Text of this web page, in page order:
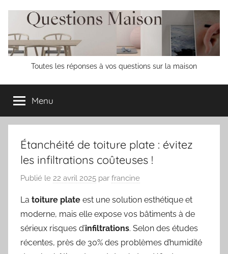
contenu
Questions
Maison
Toutes les réponses à vos questions sur la maison
Menu
Étanchéité de toiture plate : évitez
les infiltrations coûteuses !
Publié le 22 avril 2025 par francine
La toiture plate est une solution esthétique et
moderne, mais elle expose vos bâtiments à de
sérieux risques d’infiltrations. Selon des études
récentes, près de 30% des problèmes d’humidité